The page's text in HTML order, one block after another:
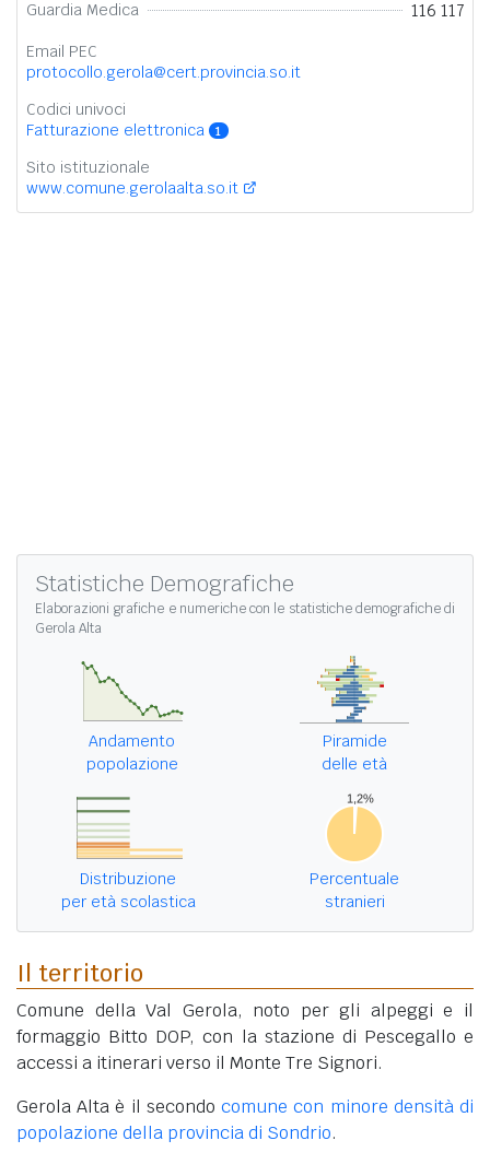
Guardia Medica 116 117
Email PEC
protocollo.gerola@cert.provincia.so.it
Codici univoci
Fatturazione elettronica
1
Sito istituzionale
www.comune.gerolaalta.so.it
Statistiche Demografiche
Elaborazioni grafiche e numeriche con le statistiche demografiche di
Gerola Alta
Andamento
popolazione
Piramide
delle età
Distribuzione
per età scolastica
Percentuale
stranieri
Il territorio
Comune della Val Gerola, noto per gli alpeggi e il
formaggio Bitto DOP, con la stazione di Pescegallo e
accessi a itinerari verso il Monte Tre Signori.
Gerola Alta è il secondocomune con minore densità di
popolazione della provincia di Sondrio.